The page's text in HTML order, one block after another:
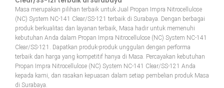
Masa merupakan pilihan terbaik untuk Jual Propan Impra Nitrocellulose
(NC) System NC-141 Clear/SS-121 terbaik di Surabaya. Dengan berbagai
produk berkualitas dan layanan terbaik, Masa hadir untuk memenuhi
kebutuhan Anda dalam Propan Impra Nitrocellulose (NC) System NC-141
Clear/SS-121. Dapatkan produk-produk unggulan dengan performa
terbaik dan harga yang kompetitif hanya di Masa. Percayakan kebutuhan
Propan Impra Nitrocellulose (NC) System NC-141 Clear/SS-121 Anda
kepada kami, dan rasakan kepuasan dalam setiap pembelian produk Masa
di Surabaya.